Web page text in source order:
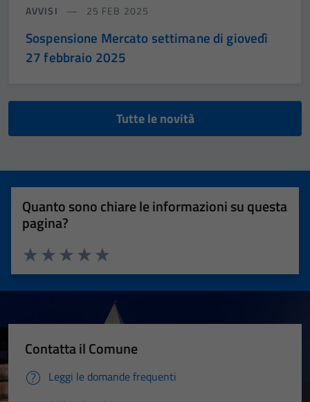
AVVISI 25 FEB 2025
Sospensione Mercato settimane di giovedì
27 febbraio 2025
Tutte le novità
Quanto sono chiare le informazioni su questa
pagina?
Valuta 5 stelle su 5
Valuta 4 stelle su 5
Valuta 3 stelle su 5
Valuta 2 stelle su 5
Valuta 1 stelle su 5
Contatta il Comune
Leggi le domande frequenti